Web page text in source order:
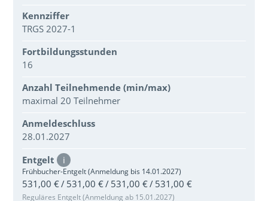
Kennziffer
TRGS 2027-1
Fortbildungsstunden
16
Anzahl Teilnehmende (min/max)
maximal 20 Teilnehmer
Anmeldeschluss
28.01.2027
Entgelt i
Frühbucher-Entgelt (Anmeldung bis 14.01.2027)
531,00 € / 531,00 € / 531,00 € / 531,00 €
Reguläres Entgelt (Anmeldung ab 15.01.2027)